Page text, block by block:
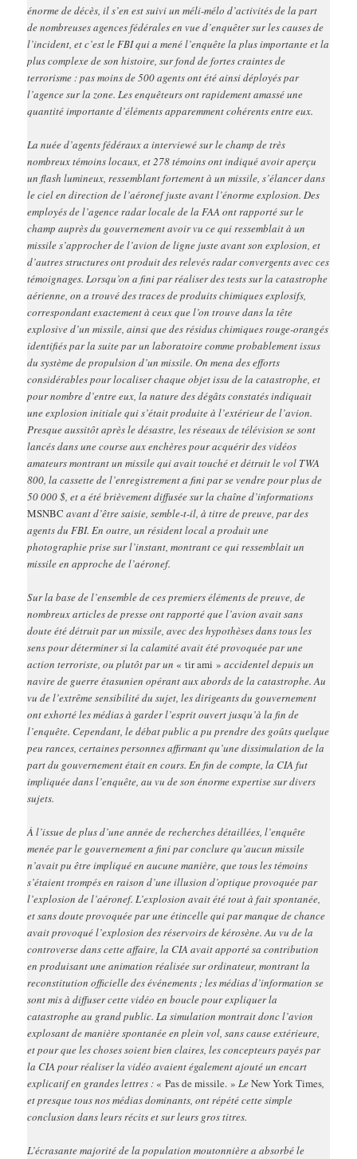
énorme de décès, il s’en est suivi un méli-mélo d’activités de la part
de nombreuses agences fédérales en vue d’enquêter sur les causes de
l’incident, et c’est le FBI qui a mené l’enquête la plus importante et la
plus complexe de son histoire, sur fond de fortes craintes de
terrorisme : pas moins de 500 agents ont été ainsi déployés par
l’agence sur la zone. Les enquêteurs ont rapidement amassé une
quantité importante d’éléments apparemment cohérents entre eux.
La nuée d’agents fédéraux a interviewé sur le champ de très
nombreux témoins locaux, et 278 témoins ont indiqué avoir aperçu
un flash lumineux, ressemblant fortement à un missile, s’élancer dans
le ciel en direction de l’aéronef juste avant l’énorme explosion. Des
employés de l’agence radar locale de la FAA ont rapporté sur le
champ auprès du gouvernement avoir vu ce qui ressemblait à un
missile s’approcher de l’avion de ligne juste avant son explosion, et
d’autres structures ont produit des relevés radar convergents avec ces
témoignages. Lorsqu’on a fini par réaliser des tests sur la catastrophe
aérienne, on a trouvé des traces de produits chimiques explosifs,
correspondant exactement à ceux que l’on trouve dans la tête
explosive d’un missile, ainsi que des résidus chimiques rouge-orangés
identifiés par la suite par un laboratoire comme probablement issus
du système de propulsion d’un missile. On mena des efforts
considérables pour localiser chaque objet issu de la catastrophe, et
pour nombre d’entre eux, la nature des dégâts constatés indiquait
une explosion initiale qui s’était produite à l’extérieur de l’avion.
Presque aussitôt après le désastre, les réseaux de télévision se sont
lancés dans une course aux enchères pour acquérir des vidéos
amateurs montrant un missile qui avait touché et détruit le vol TWA
800, la cassette de l’enregistrement a fini par se vendre pour plus de
50 000 $, et a été brièvement diffusée sur la chaîne d’informations
MSNBC avant d’être saisie, semble-t-il, à titre de preuve, par des
agents du FBI. En outre, un résident local a produit une
photographie prise sur l’instant, montrant ce qui ressemblait un
missile en approche de l’aéronef.
Sur la base de l’ensemble de ces premiers éléments de preuve, de
nombreux articles de presse ont rapporté que l’avion avait sans
doute été détruit par un missile, avec des hypothèses dans tous les
sens pour déterminer si la calamité avait été provoquée par une
action terroriste, ou plutôt par un « tir ami » accidentel depuis un
navire de guerre étasunien opérant aux abords de la catastrophe. Au
vu de l’extrême sensibilité du sujet, les dirigeants du gouvernement
ont exhorté les médias à garder l’esprit ouvert jusqu’à la fin de
l’enquête. Cependant, le débat public a pu prendre des goûts quelque
peu rances, certaines personnes affirmant qu’une dissimulation de la
part du gouvernement était en cours. En fin de compte, la CIA fut
impliquée dans l’enquête, au vu de son énorme expertise sur divers
sujets.
À l’issue de plus d’une année de recherches détaillées, l’enquête
menée par le gouvernement a fini par conclure qu’aucun missile
n’avait pu être impliqué en aucune manière, que tous les témoins
s’étaient trompés en raison d’une illusion d’optique provoquée par
l’explosion de l’aéronef. L’explosion avait été tout à fait spontanée,
et sans doute provoquée par une étincelle qui par manque de chance
avait provoqué l’explosion des réservoirs de kérosène. Au vu de la
controverse dans cette affaire, la CIA avait apporté sa contribution
en produisant une animation réalisée sur ordinateur, montrant la
reconstitution officielle des événements ; les médias d’information se
sont mis à diffuser cette vidéo en boucle pour expliquer la
catastrophe au grand public. La simulation montrait donc l’avion
explosant de manière spontanée en plein vol, sans cause extérieure,
et pour que les choses soient bien claires, les concepteurs payés par
la CIA pour réaliser la vidéo avaient également ajouté un encart
explicatif en grandes lettres : « Pas de missile. » LeNew York Times,
et presque tous nos médias dominants, ont répété cette simple
conclusion dans leurs récits et sur leurs gros titres.
L’écrasante majorité de la population moutonnière a absorbé le